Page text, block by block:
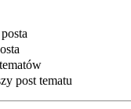
post tematu